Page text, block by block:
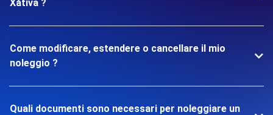
Xàtiva ?
Come modificare, estendere o cancellare il mio
noleggio ?
Quali documenti sono necessari per noleggiare un